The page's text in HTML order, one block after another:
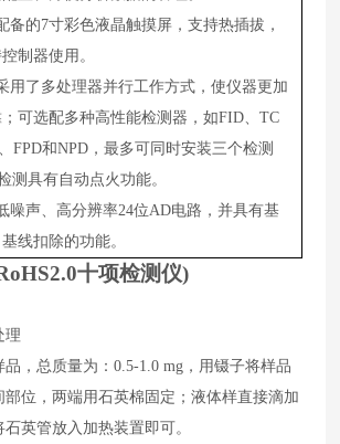
备的7寸彩色液晶触摸屏，支持热插拔，
制器使用。
用了多处理器并行工作方式，使仪器更加
可选配多种高性能检测器，如FID、TC
FPD和NPD，最多可同时安装三个检测
测具有自动点火功能。
噪声、高分辨率24位AD电路，并具有基
线扣除的功能。
十项检测仪)
理
品，总质量为：0.5-1.0 mg ，用镊子将样品
部位，两端用石英棉固定；液体样直接滴加
英管放入加热装置即可。